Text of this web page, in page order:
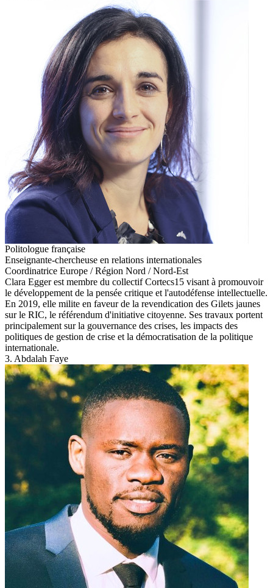
Politologue française
Enseignante-chercheuse en relations internationales
Coordinatrice Europe / Région Nord / Nord-Est
Clara Egger est membre du collectif Cortecs15 visant à promouvoir
le développement de la pensée critique et l'autodéfense intellectuelle.
En 2019, elle milite en faveur de la revendication des Gilets jaunes
sur le RIC, le référendum d'initiative citoyenne. Ses travaux portent
principalement sur la gouvernance des crises, les impacts des
politiques de gestion de crise et la démocratisation de la politique
internationale.
3. Abdalah Faye